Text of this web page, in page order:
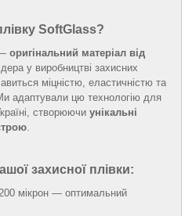
SoftGlass?
оригінальний матеріал від
у виробництві захисних
міцністю, еластичністю та
адаптували цю технологію для
створюючи унікальні
захисної плівки:
мікрон — оптимальний